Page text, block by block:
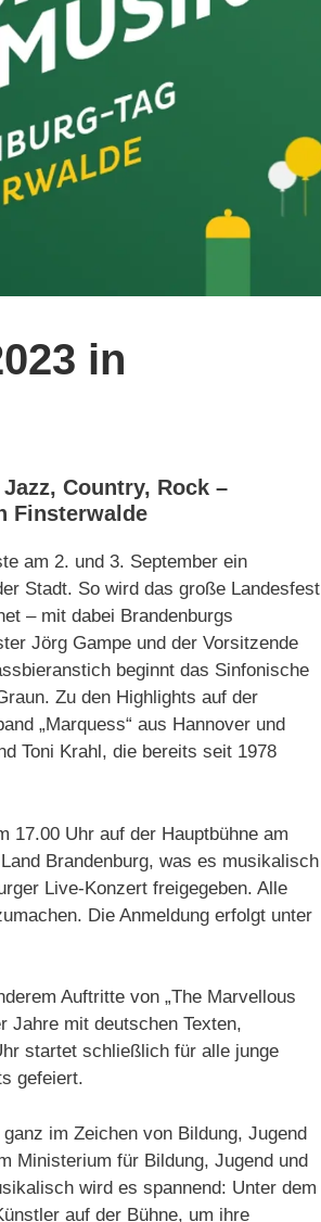
in
Country, Rock –
Finsterwalde
am 2. und 3. September ein
Stadt. So wird das große Landesfest
– mit dabei Brandenburgs
Jörg Gampe und der Vorsitzende
beginnt das Sinfonische
Zu den Highlights auf der
„Marquess“ aus Hannover und
Toni Krahl, die bereits seit 1978
17.00 Uhr auf der Hauptbühne am
Brandenburg, was es musikalisch
Live-Konzert freigegeben. Alle
Die Anmeldung erfolgt unter
Auftritte von „The Marvellous
Jahre mit deutschen Texten,
startet schließlich für alle junge
gefeiert.
im Zeichen von Bildung, Jugend
Ministerium für Bildung, Jugend und
wird es spannend: Unter dem
auf der Bühne, um ihre